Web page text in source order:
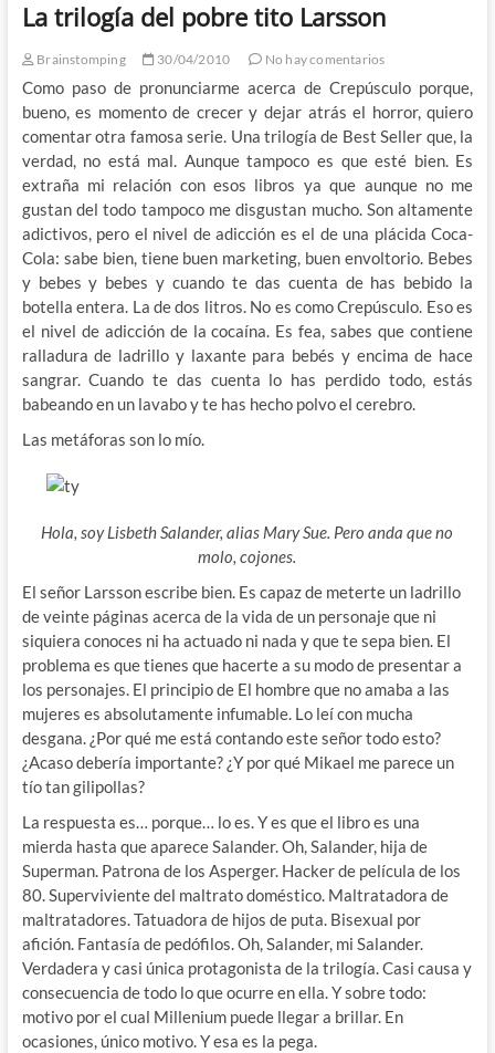
La trilogía del pobre tito Larsson
Brainstomping 30/04/2010 No hay comentarios
Como paso de pronunciarme acerca de Crepúsculo porque,
bueno, es momento de crecer y dejar atrás el horror, quiero
comentar otra famosa serie. Una trilogía de Best Seller que, la
verdad, no está mal. Aunque tampoco es que esté bien. Es
extraña mi relación con esos libros ya que aunque no me
gustan del todo tampoco me disgustan mucho. Son altamente
adictivos, pero el nivel de adicción es el de una plácida Coca-
Cola: sabe bien, tiene buen marketing, buen envoltorio. Bebes
y bebes y bebes y cuando te das cuenta de has bebido la
botella entera. La de dos litros. No es como Crepúsculo. Eso es
el nivel de adicción de la cocaína. Es fea, sabes que contiene
ralladura de ladrillo y laxante para bebés y encima de hace
sangrar. Cuando te das cuenta lo has perdido todo, estás
babeando en un lavabo y te has hecho polvo el cerebro.
Las metáforas son lo mío.
Hola, soy Lisbeth Salander, alias Mary Sue. Pero anda que no
molo, cojones.
El señor Larsson escribe bien. Es capaz de meterte un ladrillo
de veinte páginas acerca de la vida de un personaje que ni
siquiera conoces ni ha actuado ni nada y que te sepa bien. El
problema es que tienes que hacerte a su modo de presentar a
los personajes. El principio de El hombre que no amaba a las
mujeres es absolutamente infumable. Lo leí con mucha
desgana. ¿Por qué me está contando este señor todo esto?
¿Acaso debería importante? ¿Y por qué Mikael me parece un
tío tan gilipollas?
La respuesta es… porque… lo es. Y es que el libro es una
mierda hasta que aparece Salander. Oh, Salander, hija de
Superman. Patrona de los Asperger. Hacker de película de los
80. Superviviente del maltrato doméstico. Maltratadora de
maltratadores. Tatuadora de hijos de puta. Bisexual por
afición. Fantasía de pedófilos. Oh, Salander, mi Salander.
Verdadera y casi única protagonista de la trilogía. Casi causa y
consecuencia de todo lo que ocurre en ella. Y sobre todo:
motivo por el cual Millenium puede llegar a brillar. En
ocasiones, único motivo. Y esa es la pega.